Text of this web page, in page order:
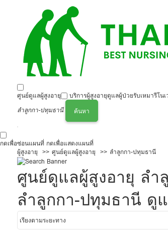
ศูนย์ดูแลผู้สูงอายุ บริการผู้สูงอายุดูแลผู้ป่วยรับเหมารีโน
ลำลูกกา-ปทุมธานี
ค้นหา
กดเพื่อซ่อนแผนที่ กดเพื่อแสดงแผนที่
ผู้สูงอายุ
ศูนย์ดูแลผู้สูงอายุ ลำลูกกา-ปทุมธานี
ศูนย์ดูแลผู้สูงอายุ ลำ
ลำลูกกา-ปทุมธานี ดู